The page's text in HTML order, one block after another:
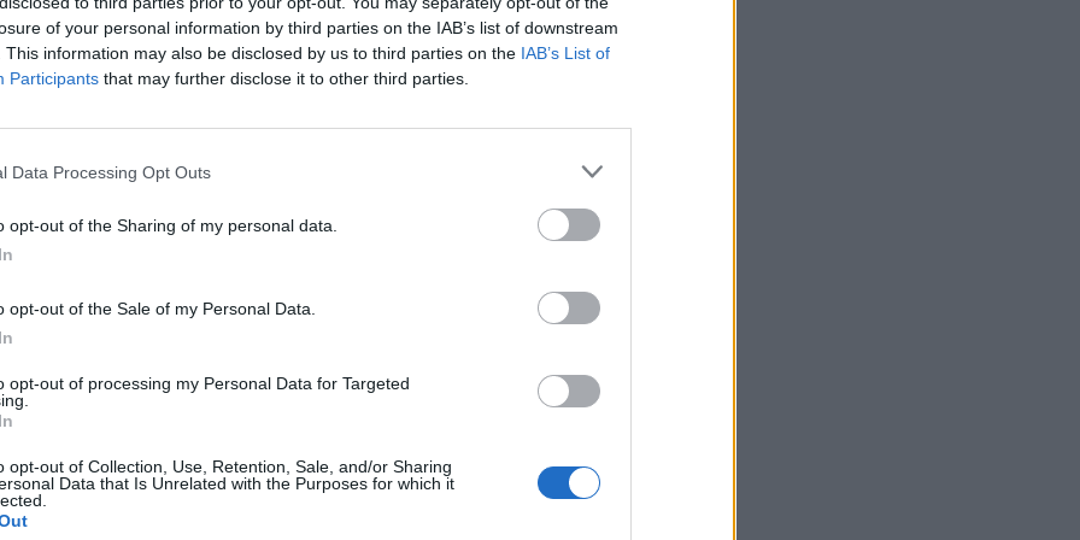
of your personal information by third parties on the IAB’s list of downstream
This information may also be disclosed by us to third parties on the IAB’s List of
Participants that may further disclose it to other third parties.
Data Processing Opt Outs
opt-out of the Sharing of my personal data.
opt-out of the Sale of my Personal Data.
opt-out of processing my Personal Data for Targeted
opt-out of Collection, Use, Retention, Sale, and/or Sharing
Data that Is Unrelated with the Purposes for which it
és Deutsche Börse AG) a Tpt-ben meghatározott kötelezettségének eleget téve
december 30-án az ERSTE Bank Hungary Rt. ügynökhálózatba bevont fiókjaiban
portfolio.hu hírarchívumához tartozik, melynek olvasása előfizetéses
tartalmazza:
cikkarchívum